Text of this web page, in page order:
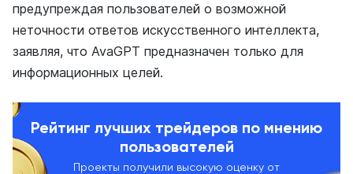
предупреждая пользователей о возможной
неточности ответов искусственного интеллекта,
заявляя, что AvaGPT предназначен только для
информационных целей.
Рейтинг лучших трейдеров по мнению
пользователей
Проекты получили высокую оценку от